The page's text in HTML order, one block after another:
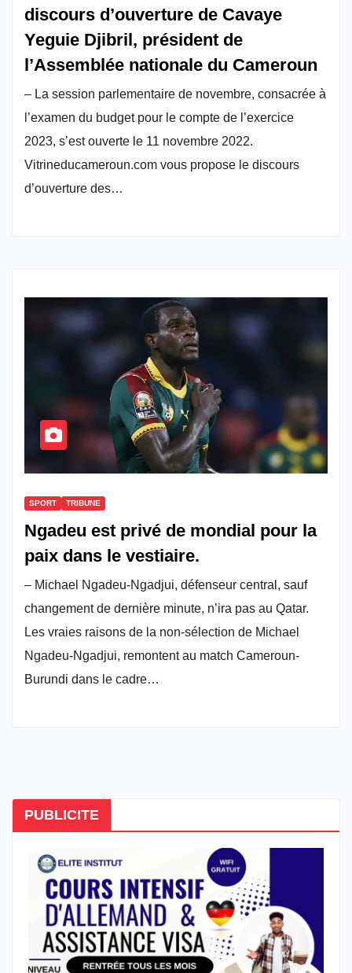
discours d’ouverture de Cavaye
Yeguie Djibril, président de
l’Assemblée nationale du Cameroun
– La session parlementaire de novembre, consacrée à
l’examen du budget pour le compte de l’exercice
2023, s’est ouverte le 11 novembre 2022.
Vitrineducameroun.com vous propose le discours
d’ouverture des…
SPORT TRIBUNE
Ngadeu est privé de mondial pour la
paix dans le vestiaire.
– Michael Ngadeu-Ngadjui, défenseur central, sauf
changement de dernière minute, n’ira pas au Qatar.
Les vraies raisons de la non-sélection de Michael
Ngadeu-Ngadjui, remontent au match Cameroun-
Burundi dans le cadre…
PUBLICITE